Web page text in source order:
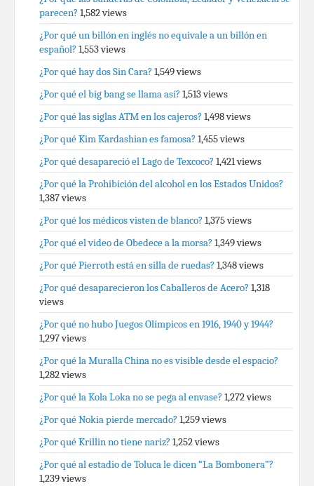
parecen? 1,582 views
¿Por qué un billón en inglés no equivale a un billón en
español? 1,553 views
¿Por qué hay dos Sin Cara? 1,549 views
¿Por qué el big bang se llama así? 1,513 views
¿Por qué las siglas ATM en los cajeros? 1,498 views
¿Por qué Kim Kardashian es famosa? 1,455 views
¿Por qué desapareció el Lago de Texcoco? 1,421 views
¿Por qué la Prohibición del alcohol en los Estados Unidos?
1,387 views
¿Por qué los médicos visten de blanco? 1,375 views
¿Por qué el video de Obedece a la morsa? 1,349 views
¿Por qué Pierroth está en silla de ruedas? 1,348 views
¿Por qué desaparecieron los Caballeros de Acero? 1,318
views
¿Por qué no hubo Juegos Olímpicos en 1916, 1940 y 1944?
1,297 views
¿Por qué la Muralla China no es visible desde el espacio?
1,282 views
¿Por qué la Kola Loka no se pega al envase? 1,272 views
¿Por qué Nokia pierde mercado? 1,259 views
¿Por qué Krillin no tiene nariz? 1,252 views
¿Por qué al estadio de Toluca le dicen “La Bombonera”?
1,239 views